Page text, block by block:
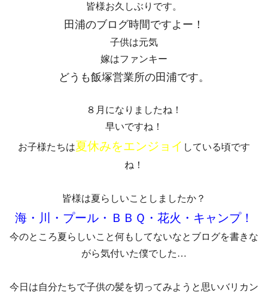
皆様お久しぶりです。
田浦のブログ時間ですよー！
子供は元気
嫁はファンキー
どうも飯塚営業所の田浦です。
８月になりましたね！
早いですね！
お子様たちは夏休みをエンジョイ している頃です
ね！
皆様は夏らしいことしましたか？
海・川・プール・ＢＢＱ・花火・キャンプ！
今のところ夏らしいこと何もしてないなとブログを書きな
がら気付いた僕でした…
今日は自分たちで子供の髪を切ってみようと思いバリカン